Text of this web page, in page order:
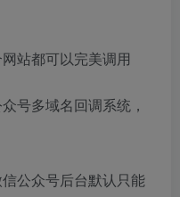
站都可以完美调用
号多域名回调系统，
公众号后台默认只能